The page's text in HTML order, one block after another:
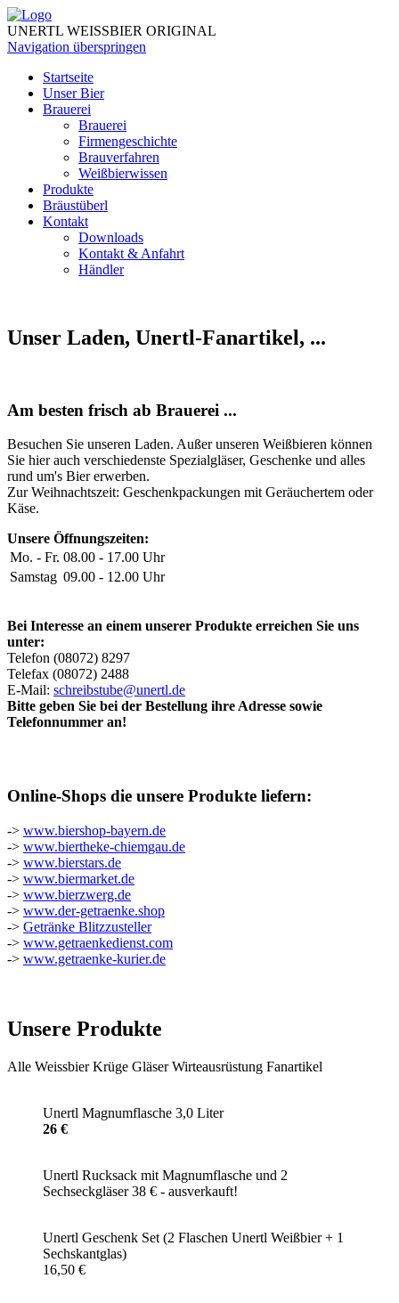
UNERTL WEISSBIER ORIGINAL
Navigation überspringen
Startseite
Unser Bier
Brauerei
Brauerei
Firmengeschichte
Brauverfahren
Weißbierwissen
Produkte
Bräustüberl
Kontakt
Downloads
Kontakt & Anfahrt
Händler
Unser Laden, Unertl-Fanartikel, ...
Am besten frisch ab Brauerei ...
Besuchen Sie unseren Laden. Außer unseren Weißbieren können
Sie hier auch verschiedenste Spezialgläser, Geschenke und alles
rund um's Bier erwerben.
Zur Weihnachtszeit: Geschenkpackungen mit Geräuchertem oder
Käse.
Unsere Öffnungszeiten:
Mo. - Fr. 08.00 - 17.00 Uhr
Samstag 09.00 - 12.00 Uhr
Bei Interesse an einem unserer Produkte erreichen Sie uns
unter:
Telefon (08072) 8297
Telefax (08072) 2488
E-Mail: schreibstube@unertl.de
Bitte geben Sie bei der Bestellung ihre Adresse sowie
Telefonnummer an!
Online-Shops die unsere Produkte liefern:
-> www.biershop-bayern.de
-> www.biertheke-chiemgau.de
-> www.bierstars.de
-> www.biermarket.de
-> www.bierzwerg.de
-> www.der-getraenke.shop
-> Getränke Blitzzusteller
-> www.getraenkedienst.com
-> www.getraenke-kurier.de
Unsere Produkte
Alle Weissbier Krüge Gläser Wirteausrüstung Fanartikel
Unertl Magnumflasche 3,0 Liter
26 €
Unertl Rucksack mit Magnumflasche und 2
Sechseckgläser 38 € - ausverkauft!
Unertl Geschenk Set (2 Flaschen Unertl Weißbier + 1
Sechskantglas)
16,50 €